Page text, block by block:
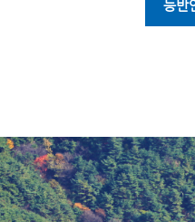
등반